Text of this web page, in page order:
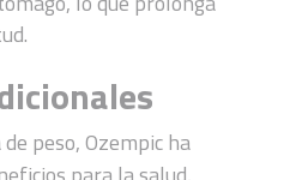
peso, Ozempic ha